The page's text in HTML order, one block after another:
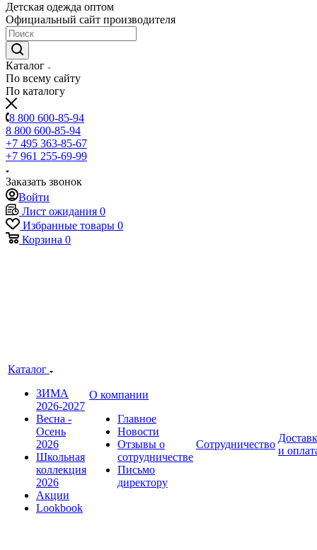
Детская одежда оптом
Официальный сайт производителя
Каталог
По всему сайту
По каталогу
8 800 600-85-94
8 800 600-85-94
+7 495 363-85-67
+7 961 255-69-99
Заказать звонок
Войти
Лист ожидания 0
Избранные товары 0
Корзина 0
Каталог
ЗИМА
2026-2027
Весна -
Осень
2026
Школьная
коллекция
2026
Акции
Lookbook
О компании
Главное
Новости
Отзывы о
сотрудничестве
Письмо
директору
Сотрудничество
и